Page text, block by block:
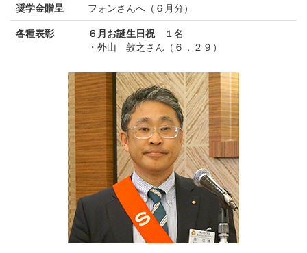
奨学金贈呈
フォンさんへ（６月分）
各種表彰
６月お誕生日祝１名
・外山 敦之さん（６．２９）